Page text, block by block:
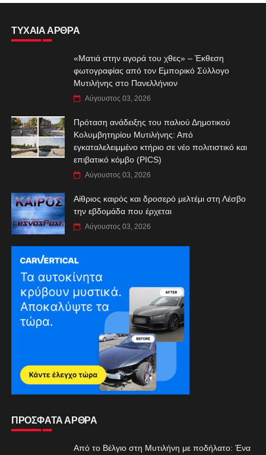
ΤΥΧΑΙΑ ΑΡΘΡΑ
«Ματιά στην αγορά του χθες» – Έκθεση
φωτογραφίας από τον Εμπορικό Σύλλογο
Μυτιλήνης στο Πανελλήνιον
Αύγουστος 03, 2026
Πρόταση ανάδειξης του παλιού Δημοτικού
Κολυμβητηρίου Μυτιλήνης: Από
εγκαταλελειμμένο κτήριο σε νέο πολιτιστικό και
επιβατικό κόμβο (PICS)
Αύγουστος 03, 2026
Αίθριος καιρός και δροσερό μελτέμι στη Λέσβο
την εβδομάδα που έρχεται
Αύγουστος 03, 2026
ΠΡΟΣΦΑΤΑ ΑΡΘΡΑ
Από το Βέλγιο στη Μυτιλήνη με ποδήλατο: Ένα